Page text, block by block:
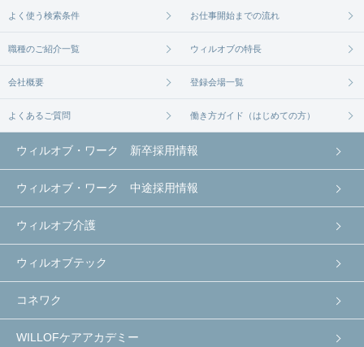
よく使う検索条件 お仕事開始までの流れ
職種のご紹介一覧 ウィルオブの特長
会社概要 登録会場一覧
よくあるご質問 働き方ガイド（はじめての方）
ウィルオブ・ワーク 新卒採用情報
ウィルオブ・ワーク 中途採用情報
ウィルオブ介護
ウィルオブテック
コネワク
WILLOFケアアカデミー